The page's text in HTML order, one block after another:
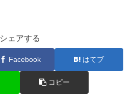
シェアする
Facebook はてブ
コピー